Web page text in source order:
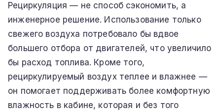
Рециркуляция — не способ сэкономить, а
инженерное решение. Использование только
свежего воздуха потребовало бы вдвое
большего отбора от двигателей, что увеличило
бы расход топлива. Кроме того,
рециркулируемый воздух теплее и влажнее —
он помогает поддерживать более комфортную
влажность в кабине, которая и без того